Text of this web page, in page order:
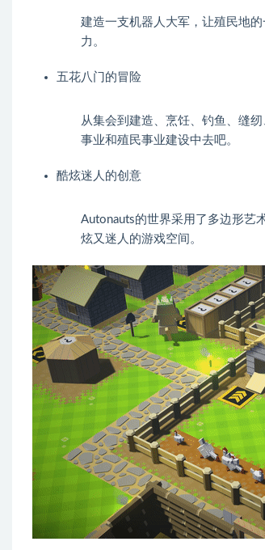
建造一支机器人大军，让殖民地
力。
五花八门的冒险
从集会到建造、烹饪、钓鱼、缝
事业和殖民事业建设中去吧。
酷炫迷人的创意
Autonauts的世界采用了多边形艺
炫又迷人的游戏空间。